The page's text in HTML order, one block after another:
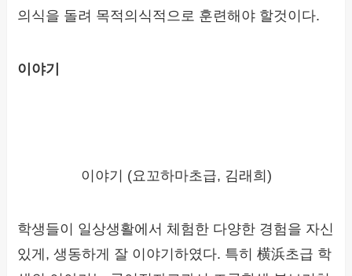
의식을 돌려 목적의식적으로 훈련해야 할것이다.
이야기
이야기 (요꼬하마초급, 김래희)
학생들이 일상생활에서 체험한 다양한 경험을 자신
있게, 생동하게 잘 이야기하였다. 특히 横浜초급 학